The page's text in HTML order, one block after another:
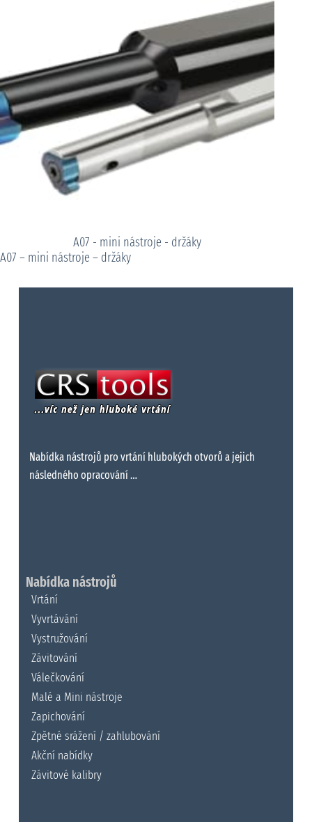
A07 - mini nástroje - držáky
A07 – mini nástroje – držáky
Nabídka nástrojů pro vrtání hlubokých otvorů a jejich
následného opracování …
Nabídka nástrojů
Vrtání
Vyvrtávání
Vystružování
Závitování
Válečkování
Malé a Mini nástroje
Zapichování
Zpětné srážení / zahlubování
Akční nabídky
Závitové kalibry